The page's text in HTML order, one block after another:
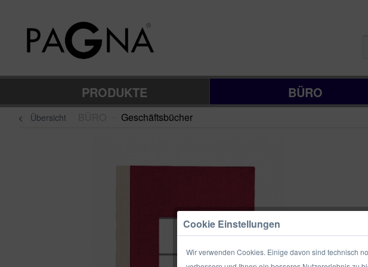
PRODUKTE BÜRO
Übersicht Geschäftsbücher
Cookie Einstellungen
Wir verwenden Cookies. Einige davon sind technisch